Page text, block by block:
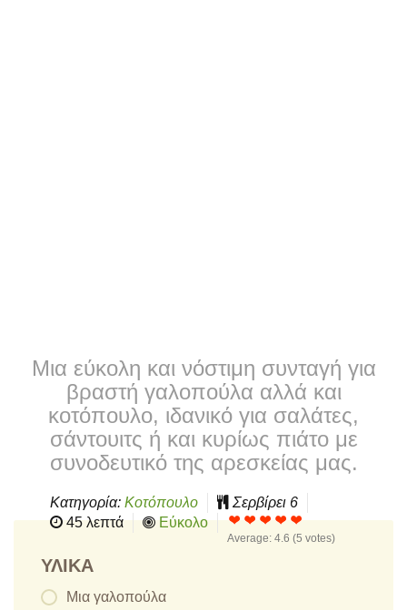
Μια εύκολη και νόστιμη συνταγή για
βραστή γαλοπούλα αλλά και
κοτόπουλο, ιδανικό για σαλάτες,
σάντουιτς ή και κυρίως πιάτο με
συνοδευτικό της αρεσκείας μας.
Κατηγορία: Κοτόπουλο Σερβίρει 6
45 λεπτά
Εύκολο
Average: 4.6 (5 votes)
ΥΛΙΚΆ
Μια γαλοπούλα